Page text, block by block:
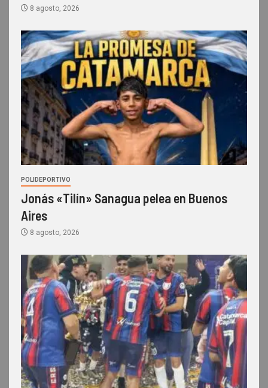
8 agosto, 2026
POLIDEPORTIVO
Jonás «Tilín» Sanagua pelea en Buenos
Aires
8 agosto, 2026